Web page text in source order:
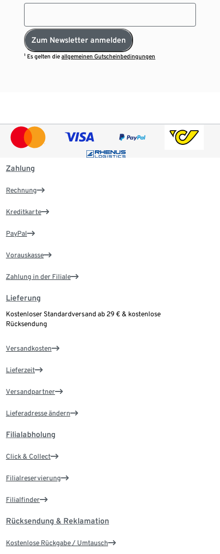
Zum Newsletter anmelden
¹ Es gelten dieallgemeinen Gutscheinbedingungen
Zahlung
Rechnung
Kreditkarte
PayPal
Vorauskasse
Zahlung in der Filiale
Lieferung
Kostenloser Standardversand ab 29 € & kostenlose
Rücksendung
Versandkosten
Lieferzeit
Versandpartner
Lieferadresse ändern
Filialabholung
Click & Collect
Filialreservierung
Filialfinder
Rücksendung & Reklamation
Kostenlose Rückgabe / Umtausch